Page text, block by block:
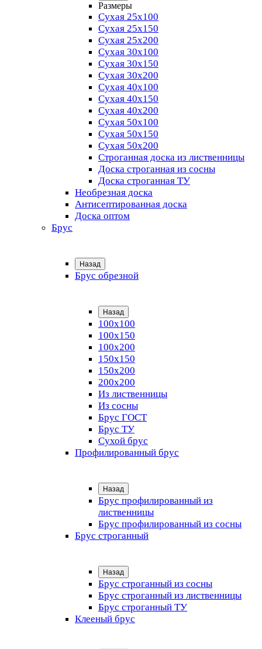
Размеры
Сухая 25х100
Сухая 25х150
Сухая 25х200
Сухая 30х100
Сухая 30х150
Сухая 30х200
Сухая 40х100
Сухая 40х150
Сухая 40х200
Сухая 50х100
Сухая 50х150
Сухая 50х200
Строганная доска из лиственницы
Доска строганная из сосны
Доска строганная ТУ
Необрезная доска
Антисептированная доска
Доска оптом
Брус
Назад
Брус обрезной
Назад
100х100
100х150
100х200
150х150
150х200
200х200
Из лиственницы
Из сосны
Брус ГОСТ
Брус ТУ
Сухой брус
Профилированный брус
Назад
Брус профилированный из
лиственницы
Брус профилированный из сосны
Брус строганный
Назад
Брус строганный из сосны
Брус строганный из лиственницы
Брус строганный ТУ
Клееный брус